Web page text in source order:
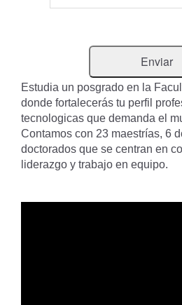
Estudia un posgrado en la
donde fortalecerás tu perfil
tecnologicas que demanda el
Contamos con 23 maestrías, 6
doctorados que se centran en
liderazgo y trabajo en equipo.